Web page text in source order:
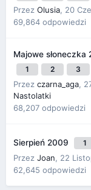
Przez Olusia, 20
69,864 odpowiedzi
Majowe słoneczka
1 2 3
Przez czarna_aga,
Nastolatki
68,207 odpowiedzi
Sierpień 2009 1
Przez Joan, 22
62,645 odpowiedzi